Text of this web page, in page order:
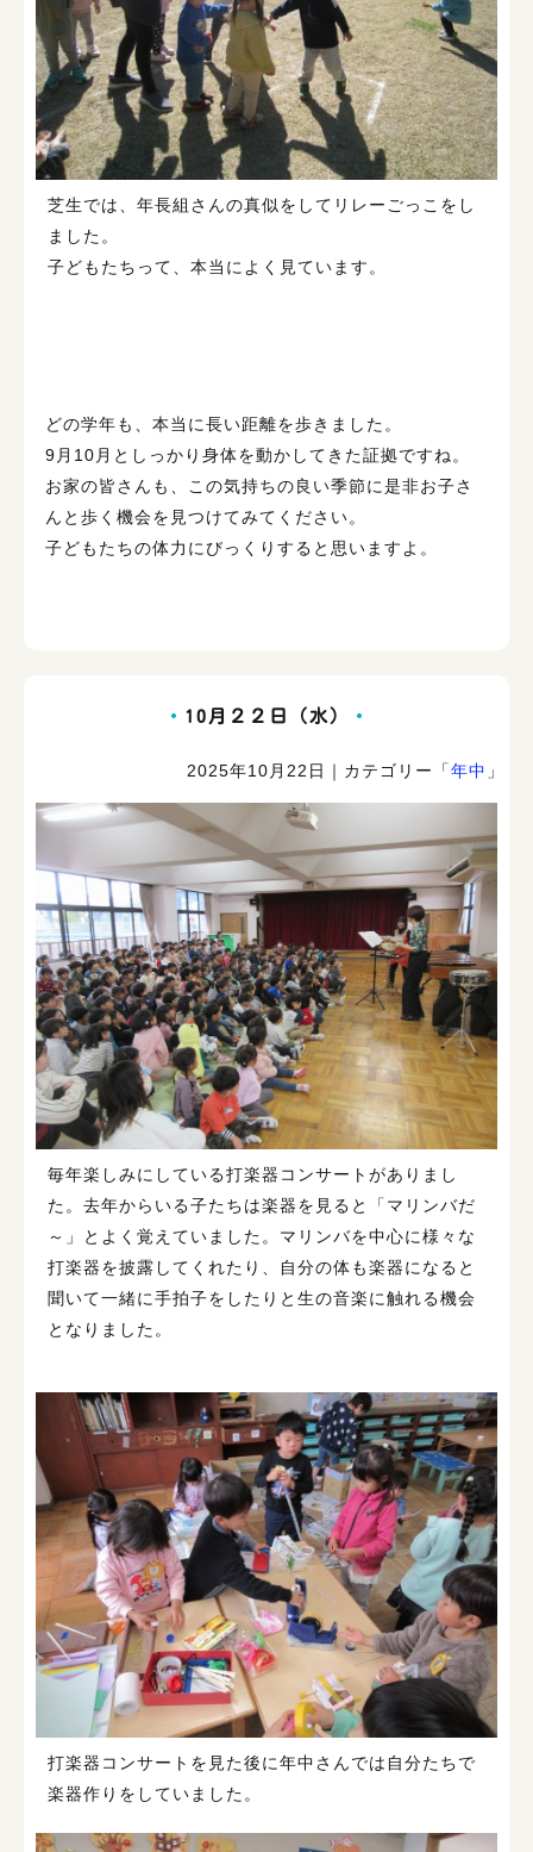
芝生では、年長組さんの真似をしてリレーごっこをし
ました。
子どもたちって、本当によく見ています。
どの学年も、本当に長い距離を歩きました。
9月10月としっかり身体を動かしてきた証拠ですね。
お家の皆さんも、この気持ちの良い季節に是非お子さ
んと歩く機会を見つけてみてください。
子どもたちの体力にびっくりすると思いますよ。
10月２２日（水）
2025年10月22日 ｜カテゴリー「年中 」
毎年楽しみにしている打楽器コンサートがありまし
た。去年からいる子たちは楽器を見ると「マリンバだ
～」とよく覚えていました。マリンバを中心に様々な
打楽器を披露してくれたり、自分の体も楽器になると
聞いて一緒に手拍子をしたりと生の音楽に触れる機会
となりました。
打楽器コンサートを見た後に年中さんでは自分たちで
楽器作りをしていました。